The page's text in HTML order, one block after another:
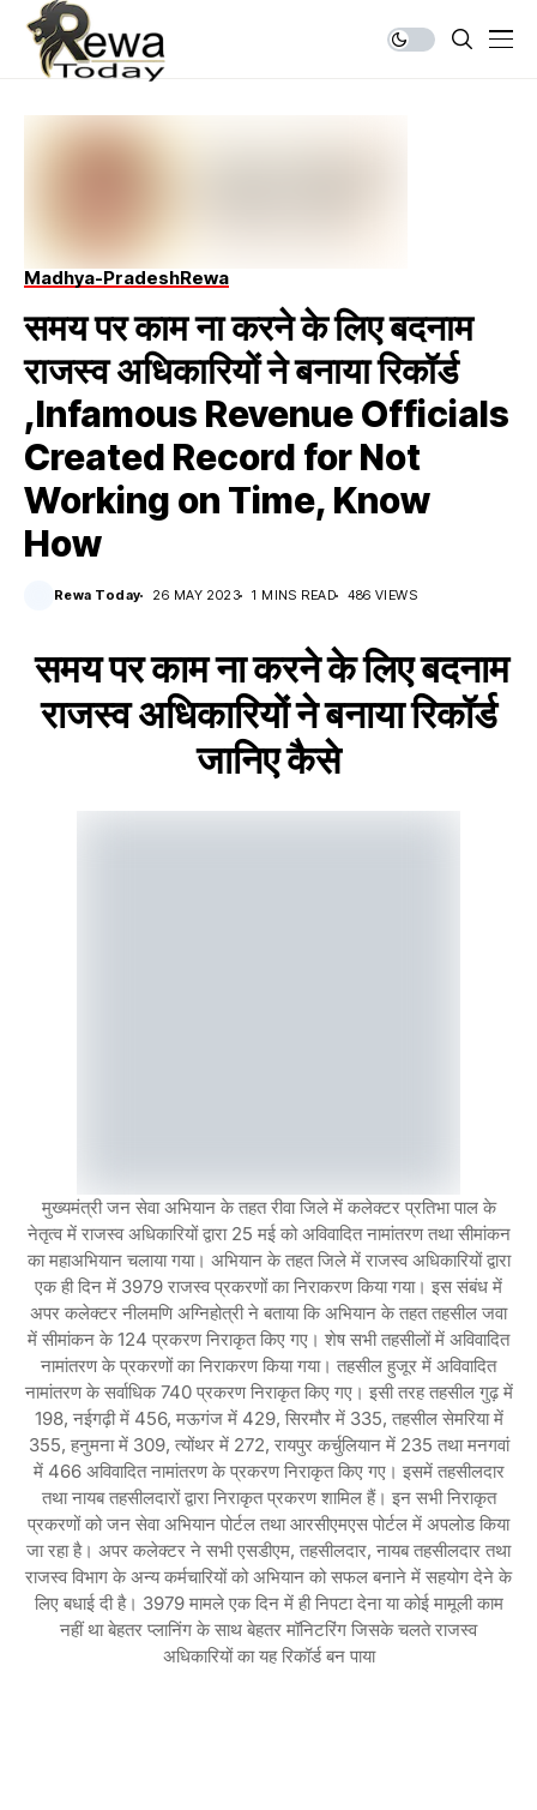
Madhya-PradeshRewa
समय पर काम ना करने के लिए बदनाम
राजस्व अधिकारियों ने बनाया रिकॉर्ड
,Infamous Revenue Officials
Created Record for Not
Working on Time, Know
How
Rewa Today 26 MAY 2023 1 MINS READ 486 VIEWS
समय पर काम ना करने के लिए बदनाम
राजस्व अधिकारियों ने बनाया रिकॉर्ड
जानिए कैसे
मुख्यमंत्री जन सेवा अभियान के तहत रीवा जिले में कलेक्टर प्रतिभा पाल के
नेतृत्व में राजस्व अधिकारियों द्वारा 25 मई को अविवादित नामांतरण तथा सीमांकन
का महाअभियान चलाया गया। अभियान के तहत जिले में राजस्व अधिकारियों द्वारा
एक ही दिन में 3979 राजस्व प्रकरणों का निराकरण किया गया। इस संबंध में
अपर कलेक्टर नीलमणि अग्निहोत्री ने बताया कि अभियान के तहत तहसील जवा
में सीमांकन के 124 प्रकरण निराकृत किए गए। शेष सभी तहसीलों में अविवादित
नामांतरण के प्रकरणों का निराकरण किया गया। तहसील हुजूर में अविवादित
नामांतरण के सर्वाधिक 740 प्रकरण निराकृत किए गए। इसी तरह तहसील गुढ़ में
198, नईगढ़ी में 456, मऊगंज में 429, सिरमौर में 335, तहसील सेमरिया में
355, हनुमना में 309, त्योंथर में 272, रायपुर कर्चुलियान में 235 तथा मनगवां
में 466 अविवादित नामांतरण के प्रकरण निराकृत किए गए। इसमें तहसीलदार
तथा नायब तहसीलदारों द्वारा निराकृत प्रकरण शामिल हैं। इन सभी निराकृत
प्रकरणों को जन सेवा अभियान पोर्टल तथा आरसीएमएस पोर्टल में अपलोड किया
जा रहा है। अपर कलेक्टर ने सभी एसडीएम, तहसीलदार, नायब तहसीलदार तथा
राजस्व विभाग के अन्य कर्मचारियों को अभियान को सफल बनाने में सहयोग देने के
लिए बधाई दी है। 3979 मामले एक दिन में ही निपटा देना या कोई मामूली काम
नहीं था बेहतर प्लानिंग के साथ बेहतर मॉनिटरिंग जिसके चलते राजस्व
अधिकारियों का यह रिकॉर्ड बन पाया